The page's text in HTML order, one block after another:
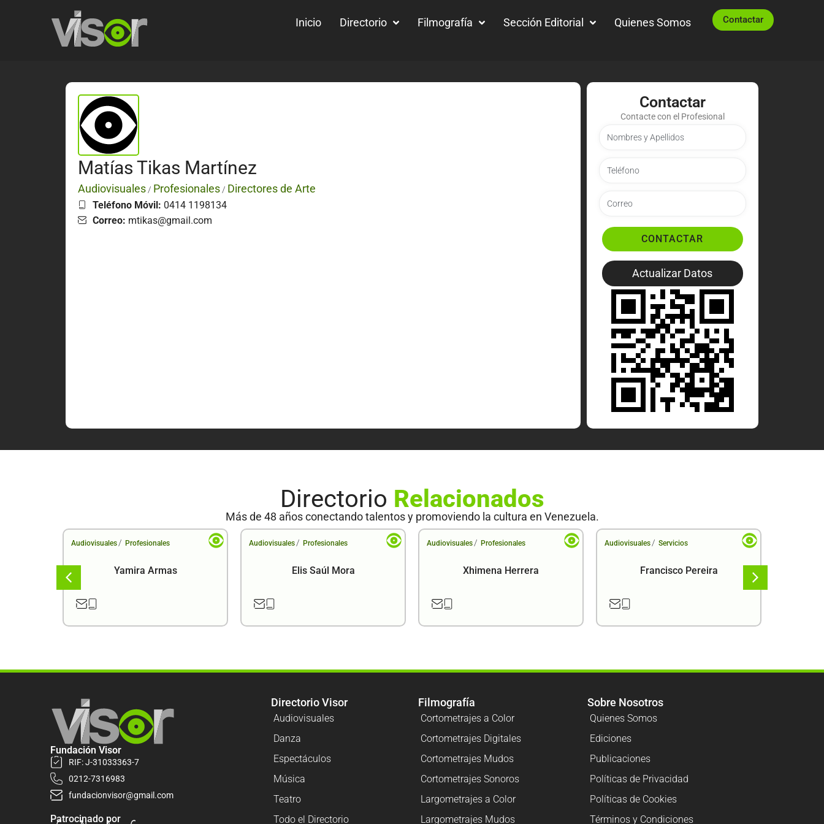
Inicio Directorio Filmografía Sección Editorial Quienes Somos Contactar
Matías Tikas Martínez
Audiovisuales / Profesionales / Directores de Arte
Teléfono Móvil: 0414 1198134
Correo: mtikas@gmail.com
Contactar
Contacte con el Profesional
CONTACTAR
Actualizar Datos
Directorio Relacionados
Más de 48 años conectando talentos y promoviendo la cultura en Venezuela.
Audiovisuales / Profesionales
Yamira Armas
Audiovisuales / Profesionales
Elis Saúl Mora
Audiovisuales / Profesionales
Xhimena Herrera
Audiovisuales / Servicios
Francisco Pereira
Fundación Visor
RIF: J-31033363-7
0212-7316983
fundacionvisor@gmail.com
Patrocinado por
Directorio Visor
Audiovisuales
Danza
Espectáculos
Música
Teatro
Todo el Directorio
Filmografía
Cortometrajes a Color
Cortometrajes Digitales
Cortometrajes Mudos
Cortometrajes Sonoros
Largometrajes a Color
Largometrajes Mudos
Sobre Nosotros
Quienes Somos
Ediciones
Publicaciones
Políticas de Privacidad
Políticas de Cookies
Términos y Condiciones